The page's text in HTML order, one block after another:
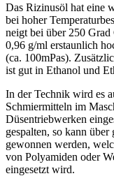
Das Rizinusöl hat eine
bei hoher
neigt bei über 250
0,96 g/ml erstaunlich
(ca. 100mPas).
ist gut in Ethanol und
In der Technik wird es
Schmiermitteln im
Düsentriebwerken
gespalten, so kann
gewonnen werden,
von Polyamiden oder
eingesetzt wird.